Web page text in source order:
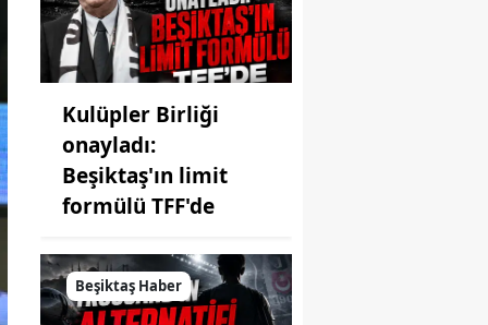
Kulüpler Birliği
onayladı:
Beşiktaş'ın limit
formülü TFF'de
Beşiktaş Haber